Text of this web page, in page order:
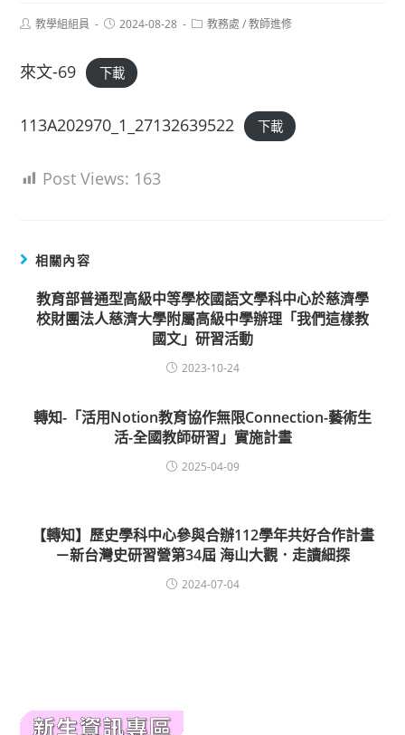
Post教學組組員
Post2024-08-28
Post教務處 / 教師進修
來文-69 下載
113A202970_1_27132639522 下載
Post Views: 163
相關內容
教育部普通型高級中等學校國語文學科中心於慈濟學
校財團法人慈濟大學附屬高級中學辦理「我們這樣教
國文」研習活動
2023-10-24
轉知-「活用Notion教育協作無限Connection-藝術生
活-全國教師研習」實施計畫
2025-04-09
【轉知】歷史學科中心參與合辦112學年共好合作計畫
－新台灣史研習營第34屆 海山大觀．走讀細探
2024-07-04